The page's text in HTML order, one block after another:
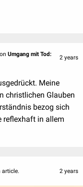
Umgang mit Tod:
2 years
Meine
christlichen Glauben
bezog sich
reflexhaft in allem
article. 2 years